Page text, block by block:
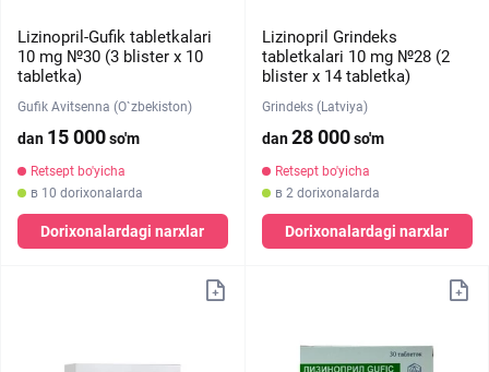
Lizinopril-Gufik tabletkalari
10 mg №30 (3 blister х 10
tabletka)
Gufik Avitsenna (O`zbekiston)
dan 15 000so'm
Retsept bo'yicha
в 10 dorixonalarda
Dorixonalardagi narxlar
Lizinopril Grindeks
tabletkalari 10 mg №28 (2
blister х 14 tabletka)
Grindeks (Latviya)
dan28 000so'm
Retsept bo'yicha
в 2 dorixonalarda
Dorixonalardagi narxlar